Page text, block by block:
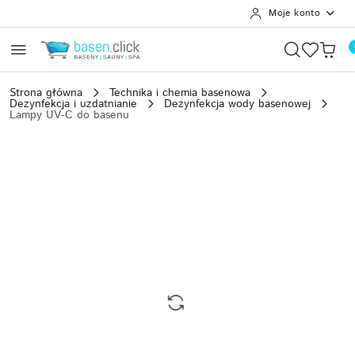
Moje konto
Strona główna Technika i chemia basenowa
Dezynfekcja i uzdatnianie Dezynfekcja wody basenowej
Lampy UV-C do basenu